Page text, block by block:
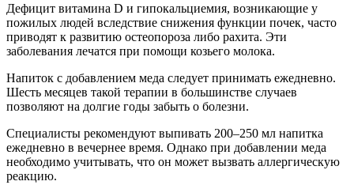
Дефицит витамина D и гипокальциемия, возникающие у
пожилых людей вследствие снижения функции почек, часто
приводят к развитию остеопороза либо рахита. Эти
заболевания лечатся при помощи козьего молока.
Напиток с добавлением меда следует принимать ежедневно.
Шесть месяцев такой терапии в большинстве случаев
позволяют на долгие годы забыть о болезни.
Специалисты рекомендуют выпивать 200–250 мл напитка
ежедневно в вечернее время. Однако при добавлении меда
необходимо учитывать, что он может вызвать аллергическую
реакцию.